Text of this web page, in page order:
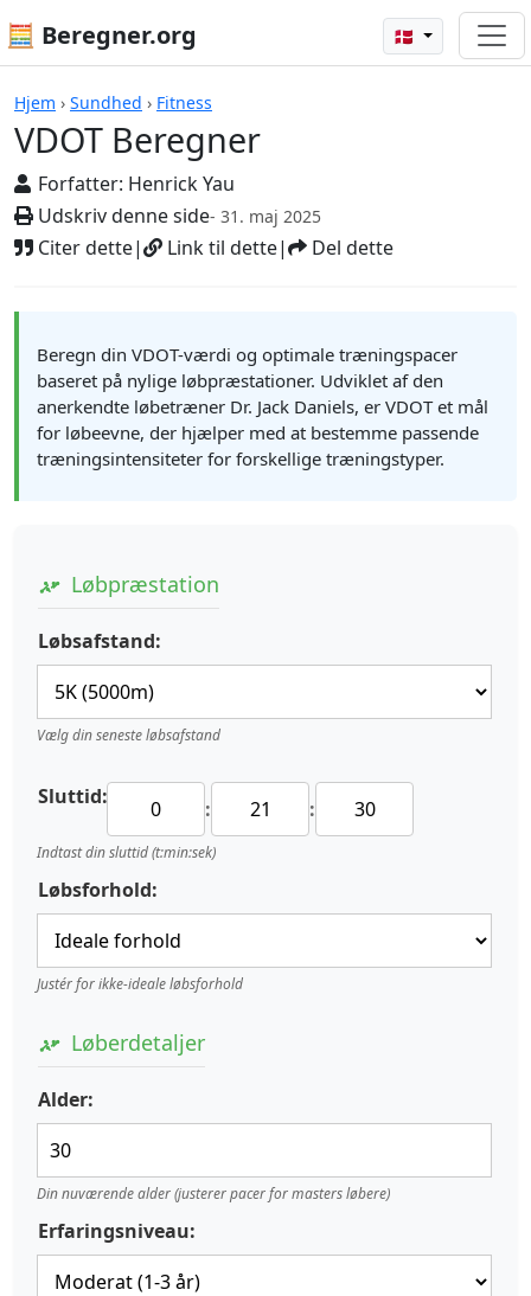
🧮 Beregner.org 🇩🇰
Hjem › Sundhed › Fitness
VDOT Beregner
Forfatter: Henrick Yau
Udskriv denne side- 31. maj 2025
Citer dette| Link til dette| Del dette
Beregnere
Beregn din VDOT-værdi og optimale træningspacer
baseret på nylige løbpræstationer. Udviklet af den
anerkendte løbetræner Dr. Jack Daniels, er VDOT et mål
for løbeevne, der hjælper med at bestemme passende
træningsintensiteter for forskellige træningstyper.
Løbpræstation
Løbsafstand:
Vælg din seneste løbsafstand
Sluttid: : :
Indtast din sluttid (t:min:sek)
Løbsforhold:
Justér for ikke-ideale løbsforhold
Løberdetaljer
Alder:
Din nuværende alder (justerer pacer for masters løbere)
Erfaringsniveau: